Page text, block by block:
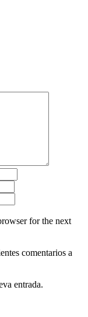
for the next
comentarios a
entrada.